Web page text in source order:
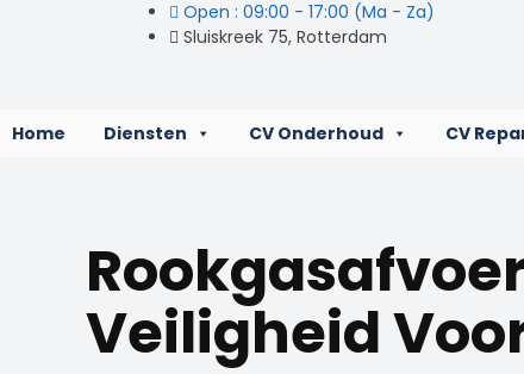
Open : 09:00 - 17:00 (Ma - Za)
Sluiskreek 75, Rotterdam
Home Diensten CV Onderhoud CV
Veiligheid